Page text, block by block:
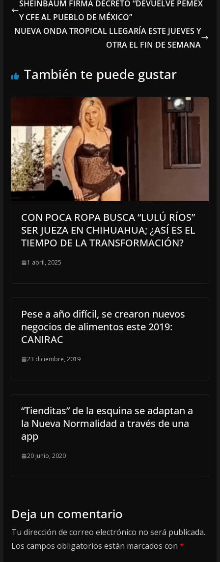
SHEINBAUM FIRMA DECRETO “DEVUELVE PEMEX
Y CFE AL PUEBLO DE MÉXICO”
NUEVA ONDA TROPICAL LLEGARÍA ESTE JUEVES Y
OTRA EL FIN DE SEMANA
También te puede gustar
CON POCA ROPA BUSCA “LULÚ RÍOS”
SER JUEZA EN CHIHUAHUA; ¿ASÍ ES EL
TIEMPO DE LA TRANSFORMACIÓN?
1 abril, 2025
Pese a año difícil, se crearon nuevos
negocios de alimentos este 2019:
CANIRAC
23 diciembre, 2019
“Tienditas” de la esquina se adaptan a
la Nueva Normalidad a través de una
app
20 junio, 2020
Deja un comentario
Tu dirección de correo electrónico no será publicada.
Los campos obligatorios están marcados con *